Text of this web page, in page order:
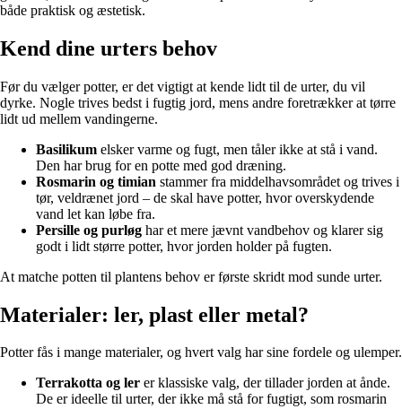
både praktisk og æstetisk.
Kend dine urters behov
Før du vælger potter, er det vigtigt at kende lidt til de urter, du vil
dyrke. Nogle trives bedst i fugtig jord, mens andre foretrækker at tørre
lidt ud mellem vandingerne.
Basilikum elsker varme og fugt, men tåler ikke at stå i vand.
Den har brug for en potte med god dræning.
Rosmarin og timian stammer fra middelhavsområdet og trives i
tør, veldrænet jord – de skal have potter, hvor overskydende
vand let kan løbe fra.
Persille og purløg har et mere jævnt vandbehov og klarer sig
godt i lidt større potter, hvor jorden holder på fugten.
At matche potten til plantens behov er første skridt mod sunde urter.
Materialer: ler, plast eller metal?
Potter fås i mange materialer, og hvert valg har sine fordele og ulemper.
Terrakotta og ler er klassiske valg, der tillader jorden at ånde.
De er ideelle til urter, der ikke må stå for fugtigt, som rosmarin